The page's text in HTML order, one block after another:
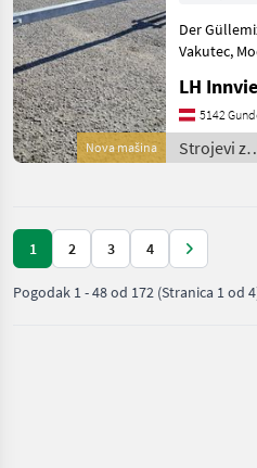
Nova mašina
Der
Vakutec, Modelljahr 2023,
Mixer ist
5142
Strojevi za
đubrenje,
/ Vakutec
1 2 3 4
Pogodak 1-48od 172 (Stranica 1 od